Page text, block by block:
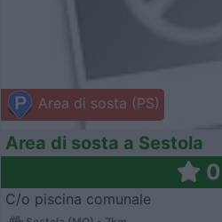
Area di sosta (PS)
Area di sosta a Sestola
0
C/o piscina comunale